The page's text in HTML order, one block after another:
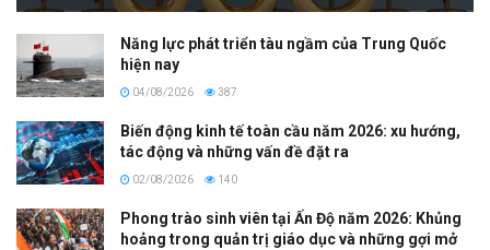
Năng lực phát triển tàu ngầm của Trung Quốc
hiện nay
04/08/2026 387
Biến động kinh tế toàn cầu năm 2026: xu hướng,
tác động và những vấn đề đặt ra
02/08/2026 140
Phong trào sinh viên tại Ấn Độ năm 2026: Khủng
hoảng trong quản trị giáo dục và những gợi mở